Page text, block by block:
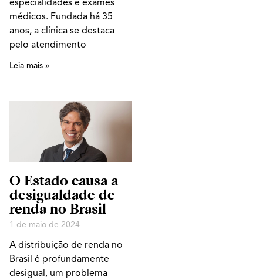
médicos. Fundada há 35
anos, a clínica se destaca
pelo atendimento
Leia mais »
O Estado causa a
desigualdade de
renda no Brasil
1 de maio de 2024
A distribuição de renda no
Brasil é profundamente
desigual, um problema